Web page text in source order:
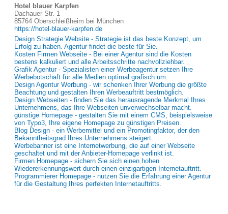
Hotel blauer Karpfen
Dachauer Str. 1
85764 Oberschleißheim bei München
https://hotel-blauer-karpfen.de
Design Strategie Website - Strategie ist das beste Konzept, um
Erfolg zu haben. Agentur findet die beste für Sie.
Kosten Firmen Webseite - Bei einer Agentur sind die Kosten
bestens kalkuliert und alle Arbeitsschritte nachvollziehbar.
Grafik Agentur - Spezialisten einer Werbeagentur setzen Ihre
Werbebotschaft für alle Medien optimal grafisch um.
Design Agentur Werbung - wir schenken Ihrer Werbung die größte
Beachtung und gestalten Ihren Werbeauftritt bestmöglich.
Design Webseiten - finden Sie das herausragende Merkmal Ihres
Unternehmens, das Ihre Webseiten unverwechselbar macht.
günstige Homepage - gestalten Sie mit einem CMS, beispielsweise
von Typo3, Ihre eigene Homepage zu günstigen Preisen.
Blog Design - ein Werbemittel und ein Promotingfaktor, der den
Bekanntheitsgrad Ihres Unternehmens steigert.
Werbebanner ist eine Internetwerbung, die auf einer Webseite
geschaltet und mit der Anbieter-Homepage verlinkt ist.
Firmen Homepage - sichern Sie sich einen hohen
Wiedererkennungswert durch einen einzigartigen Internetauftritt.
Programmierer Homepage - nutzen Sie die Erfahrung einer Agentur
für die Gestaltung Ihres perfekten Internetauftritts.